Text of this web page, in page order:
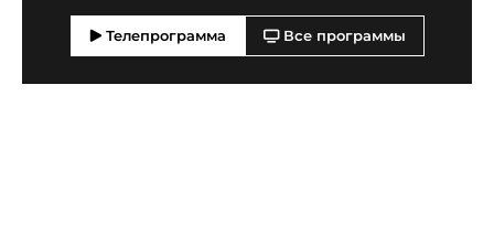
Телепрограмма Все программы